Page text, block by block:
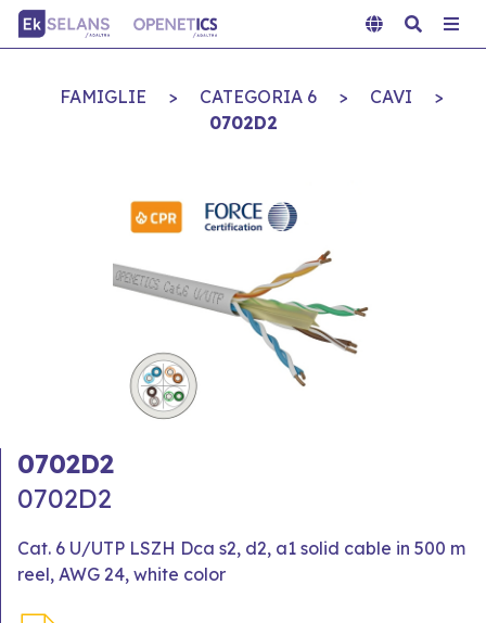
FAMIGLIE > CATEGORIA 6 > CAVI
>
0702D2
0702D2
0702D2
Cat. 6 U/UTP LSZH Dca s2, d2, a1 solid cable in 500 m
reel, AWG 24, white color